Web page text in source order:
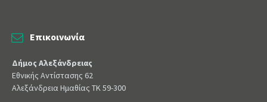
Επικοινωνία
Δήμος Αλεξάνδρειας
Εθνικής Αντίστασης 62
Αλεξάνδρεια Ημαθίας ΤΚ 59-300